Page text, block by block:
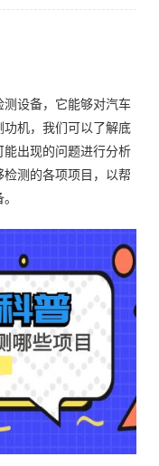
设备，它能够对汽车
机，我们可以了解底
出现的问题进行分析
测的各项项目，以帮